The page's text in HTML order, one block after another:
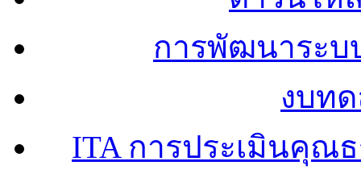
การพัฒนาระ
งบท
ITA การประเมินคุณ